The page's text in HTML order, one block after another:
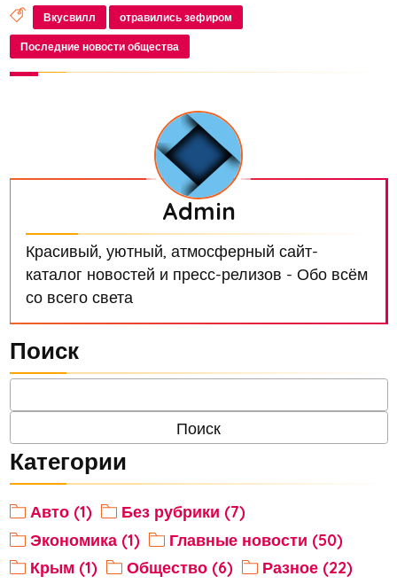
понос и тошнота. Один из пострадавших, который
отравился вместе с супругой, напр...
Вкусвилл отравились зефиром
Последние новости общества
Admin
Красивый, уютный, атмосферный сайт-
каталог новостей и пресс-релизов - Обо всём
со всего света
Поиск
Категории
Авто (1)
Без рубрики (7)
Экономика (1)
Главные новости (50)
Крым (1)
Общество (6)
Разное (22)